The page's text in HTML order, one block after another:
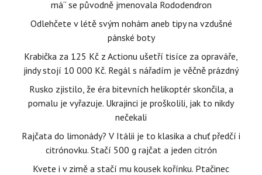
má“ se původně jmenovala Rododendron
Odlehčete v létě svým nohám aneb tipy na vzdušné
pánské boty
Krabička za 125 Kč z Actionu ušetří tisíce za opraváře,
jindy stojí 10 000 Kč. Regál s nářadím je věčně prázdný
Rusko zjistilo, že éra bitevních helikoptér skončila, a
pomalu je vyřazuje. Ukrajinci je proškolili, jak to nikdy
nečekali
Rajčata do limonády? V Itálii je to klasika a chuť předčí i
citrónovku. Stačí 500 g rajčat a jeden citrón
Kvete i v zimě a stačí mu kousek kořínku. Ptačinec